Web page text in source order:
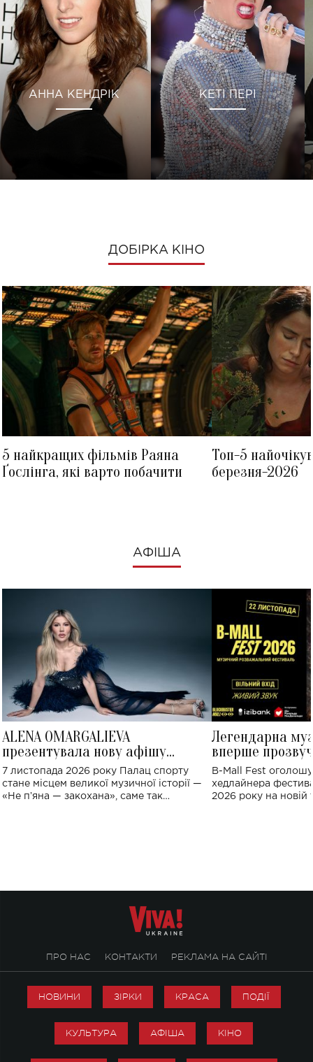
АННА КЕНДРІК КЕТІ ПЕРІ
ДОБІРКА КІНО
5 найкращих фільмів Раяна
Ґослінга, які варто побачити
Топ-5
березня-2026
АФІША
ALENA OMARGALIEVA
презентувала нову афішу
великого концерту в Палаці
спорту
7 листопада 2026 року Палац спорту
стане місцем великої музичної історії —
«Не пʼяна — закохана», саме так
Легендарна
вперше
Україні: де
B-Mall Fest
хедлайнера
2026 року на новій
ПРО НАС КОНТАКТИ РЕКЛАМА НА САЙТІ
НОВИНИ ЗІРКИ КРАСА ПОДІЇ
КУЛЬТУРА АФІША КІНО